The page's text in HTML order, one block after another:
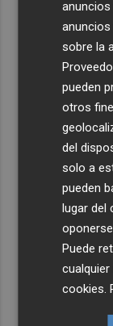
sobre la
pueden
otros
del
solo a
pueden
lugar del
Puede
cookies .